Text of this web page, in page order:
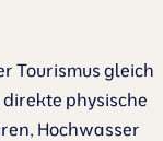
Tourismus gleich
physische
Hochwasser